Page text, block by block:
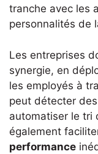
tranche avec les
personnalités de
Les entreprises
synergie, en
les employés à
peut détecter
automatiser le tri
également
performance